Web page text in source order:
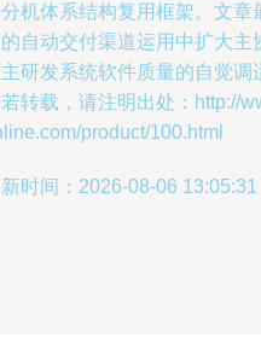
机体系结构复用框架。文
自动交付渠道运用中扩大
研发系统软件质量的自觉调
转载，请注明出处：http://
product/100.html
时间：2026-08-06 13:05:31